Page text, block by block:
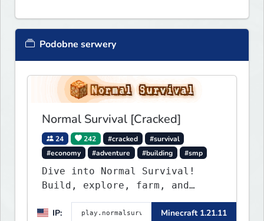
Podobne serwery
Normal Survival [Cracked]
24 242 #cracked
#survival
#economy
#adventure #building #smp
Dive into Normal Survival!
Build, explore, farm, and
community. Enjoy weekly
IP: Minecraft 1.21.11